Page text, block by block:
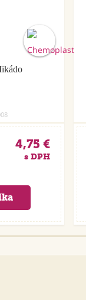
4,75 €
s DPH